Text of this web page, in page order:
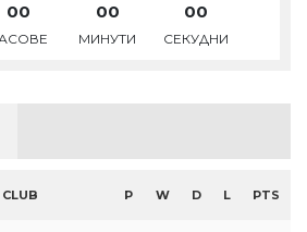
00 00
МИНУТИ
00
СЕКУДНИ
CLUB P W D L PTS